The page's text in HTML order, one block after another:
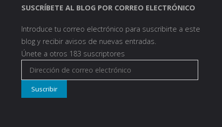
SUSCRÍBETE AL BLOG POR CORREO ELECTRÓNICO
Introduce tu correo electrónico para suscribirte a este
blog y recibir avisos de nuevas entradas.
Únete a otros 183 suscriptores
de
correo
Suscribir